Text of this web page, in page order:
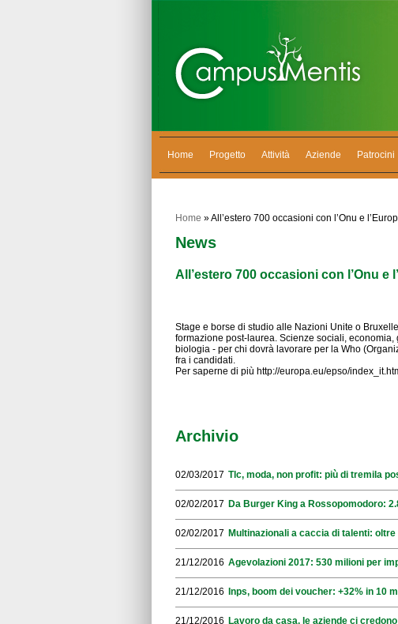
Home Progetto Attività Aziende Patrocini
Home » All’estero 700 occasioni con l’Onu e
News
All’estero 700 occasioni con l’Onu e
Stage e borse di studio alle Nazioni Unite o
formazione post-laurea. Scienze sociali,
biologia - per chi dovrà lavorare per la Who
fra i candidati.
Per saperne di più http://europa.eu/epso/
Archivio
02/03/2017 Tlc, moda, non profit: più di tremila
02/02/2017 Da Burger King a Rossopomodoro:
02/02/2017 Multinazionali a caccia di talenti:
21/12/2016 Agevolazioni 2017: 530 milioni per
21/12/2016 Inps, boom dei voucher: +32% in 10
21/12/2016 Lavoro da casa, le aziende ci credono